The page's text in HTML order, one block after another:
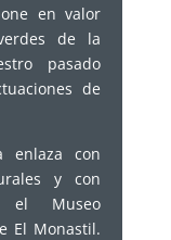
en valor
de la
pasado
de
enlaza con
y con
el Museo
El Monastil.